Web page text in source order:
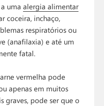
a umaalergia alimentar
coceira, inchaço,
respiratórios ou
(anafilaxia) e até um
fatal.
vermelha pode
apenas em muitos
graves, pode ser que o